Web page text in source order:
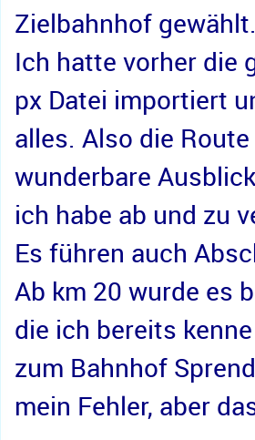
Zielbahnhof gewählt.
Ich hatte vorher die
px Datei importiert
alles. Also die
wunderbare
ich habe ab und zu
Es führen auch
Ab km 20 wurde es
die ich bereits
zum Bahnhof
mein Fehler, aber